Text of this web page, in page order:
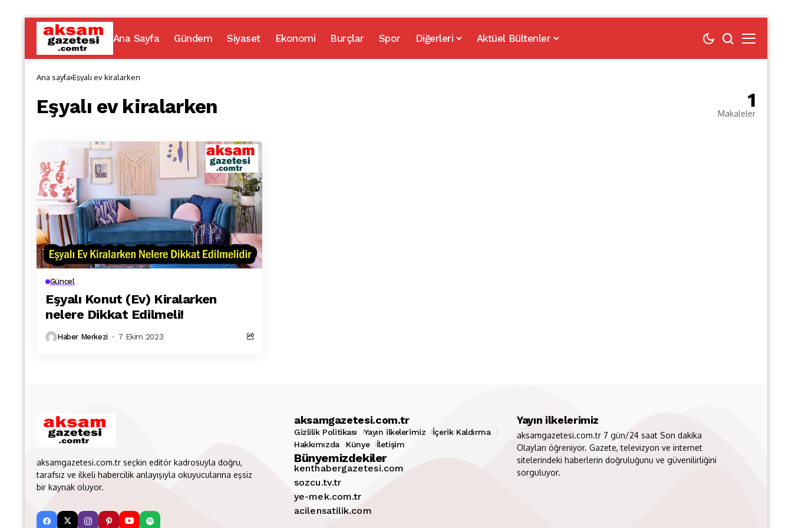
Ana Sayfa Gündem Siyaset Ekonomi Burçlar Spor Diğerleri Aktüel Bültenler
Ana sayfa Eşyalı ev kiralarken
Eşyalı ev kiralarken 1
Makaleler
Güncel
Eşyalı Konut (Ev) Kiralarken
nelere Dikkat Edilmeli!
Haber Merkezi 7 Ekim 2023
aksamgazetesi.com.tr seçkin editör kadrosuyla doğru,
tarafsız ve ilkeli habercilik anlayışıyla okuyucularına eşsiz
bir kaynak oluyor.
aksamgazetesi.com.tr
Gizlilik Politikası Yayın ilkelerimiz
İçerik Kaldırma
Hakkımızda
Künye İletişim
Bünyemizdekiler
kenthabergazetesi.com
sozcu.tv.tr
ye-mek.com.tr
acilensatilik.com
Yayın ilkelerimiz
aksamgazetesi.com.tr 7 gün/24 saat Son dakika
Olayları öğreniyor. Gazete, televizyon ve internet
sitelerindeki haberlerin doğruluğunu ve güvenilirliğini
sorguluyor.